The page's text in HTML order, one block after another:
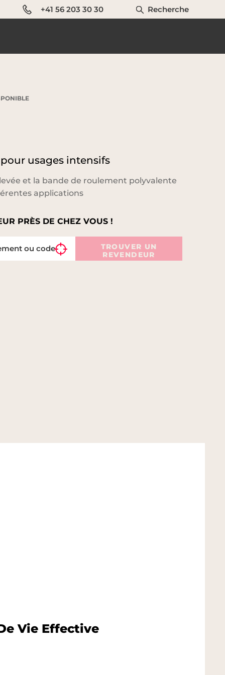
+41 56 203 30 30 Recherche
usages intensifs
et la bande de roulement polyvalente
applications
PRÈS DE CHEZ VOUS !
TROUVER UN
REVENDEUR
Vie Effective